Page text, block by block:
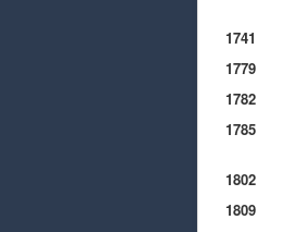
1741
1779
1782
1785
1802
1809